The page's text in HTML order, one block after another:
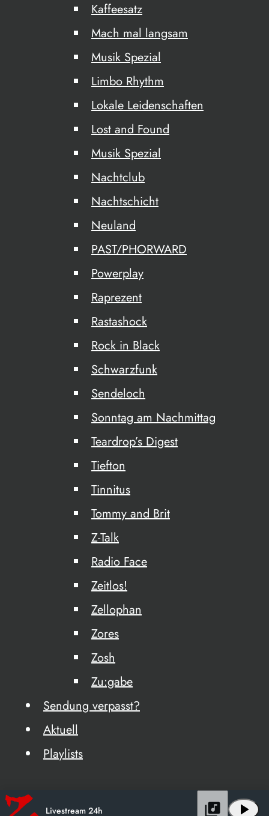
Kaffeesatz
Mach mal langsam
Musik Spezial
Limbo Rhythm
Lokale Leidenschaften
Lost and Found
Musik Spezial
Nachtclub
Nachtschicht
Neuland
PAST/PHORWARD
Powerplay
Raprezent
Rastashock
Rock in Black
Schwarzfunk
Sendeloch
Sonntag am Nachmittag
Teardrop’s Digest
Tiefton
Tinnitus
Tommy and Brit
Z-Talk
Radio Face
Zeitlos!
Zellophan
Zores
Zosh
Zu:gabe
Sendung verpasst?
Aktuell
Playlists
Livestream 24h play_arrow
library_music